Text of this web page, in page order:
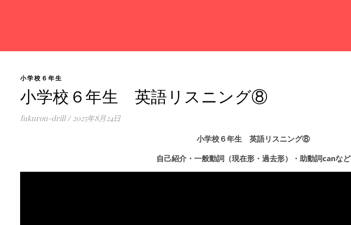
小学校６年生
小学校６年生 英語リスニング⑧
fukurou-drill / 2025年8月24日
小学校６年生 英語リスニング⑧
自己紹介・一般動詞（現在形・過去形）・助動詞canなど